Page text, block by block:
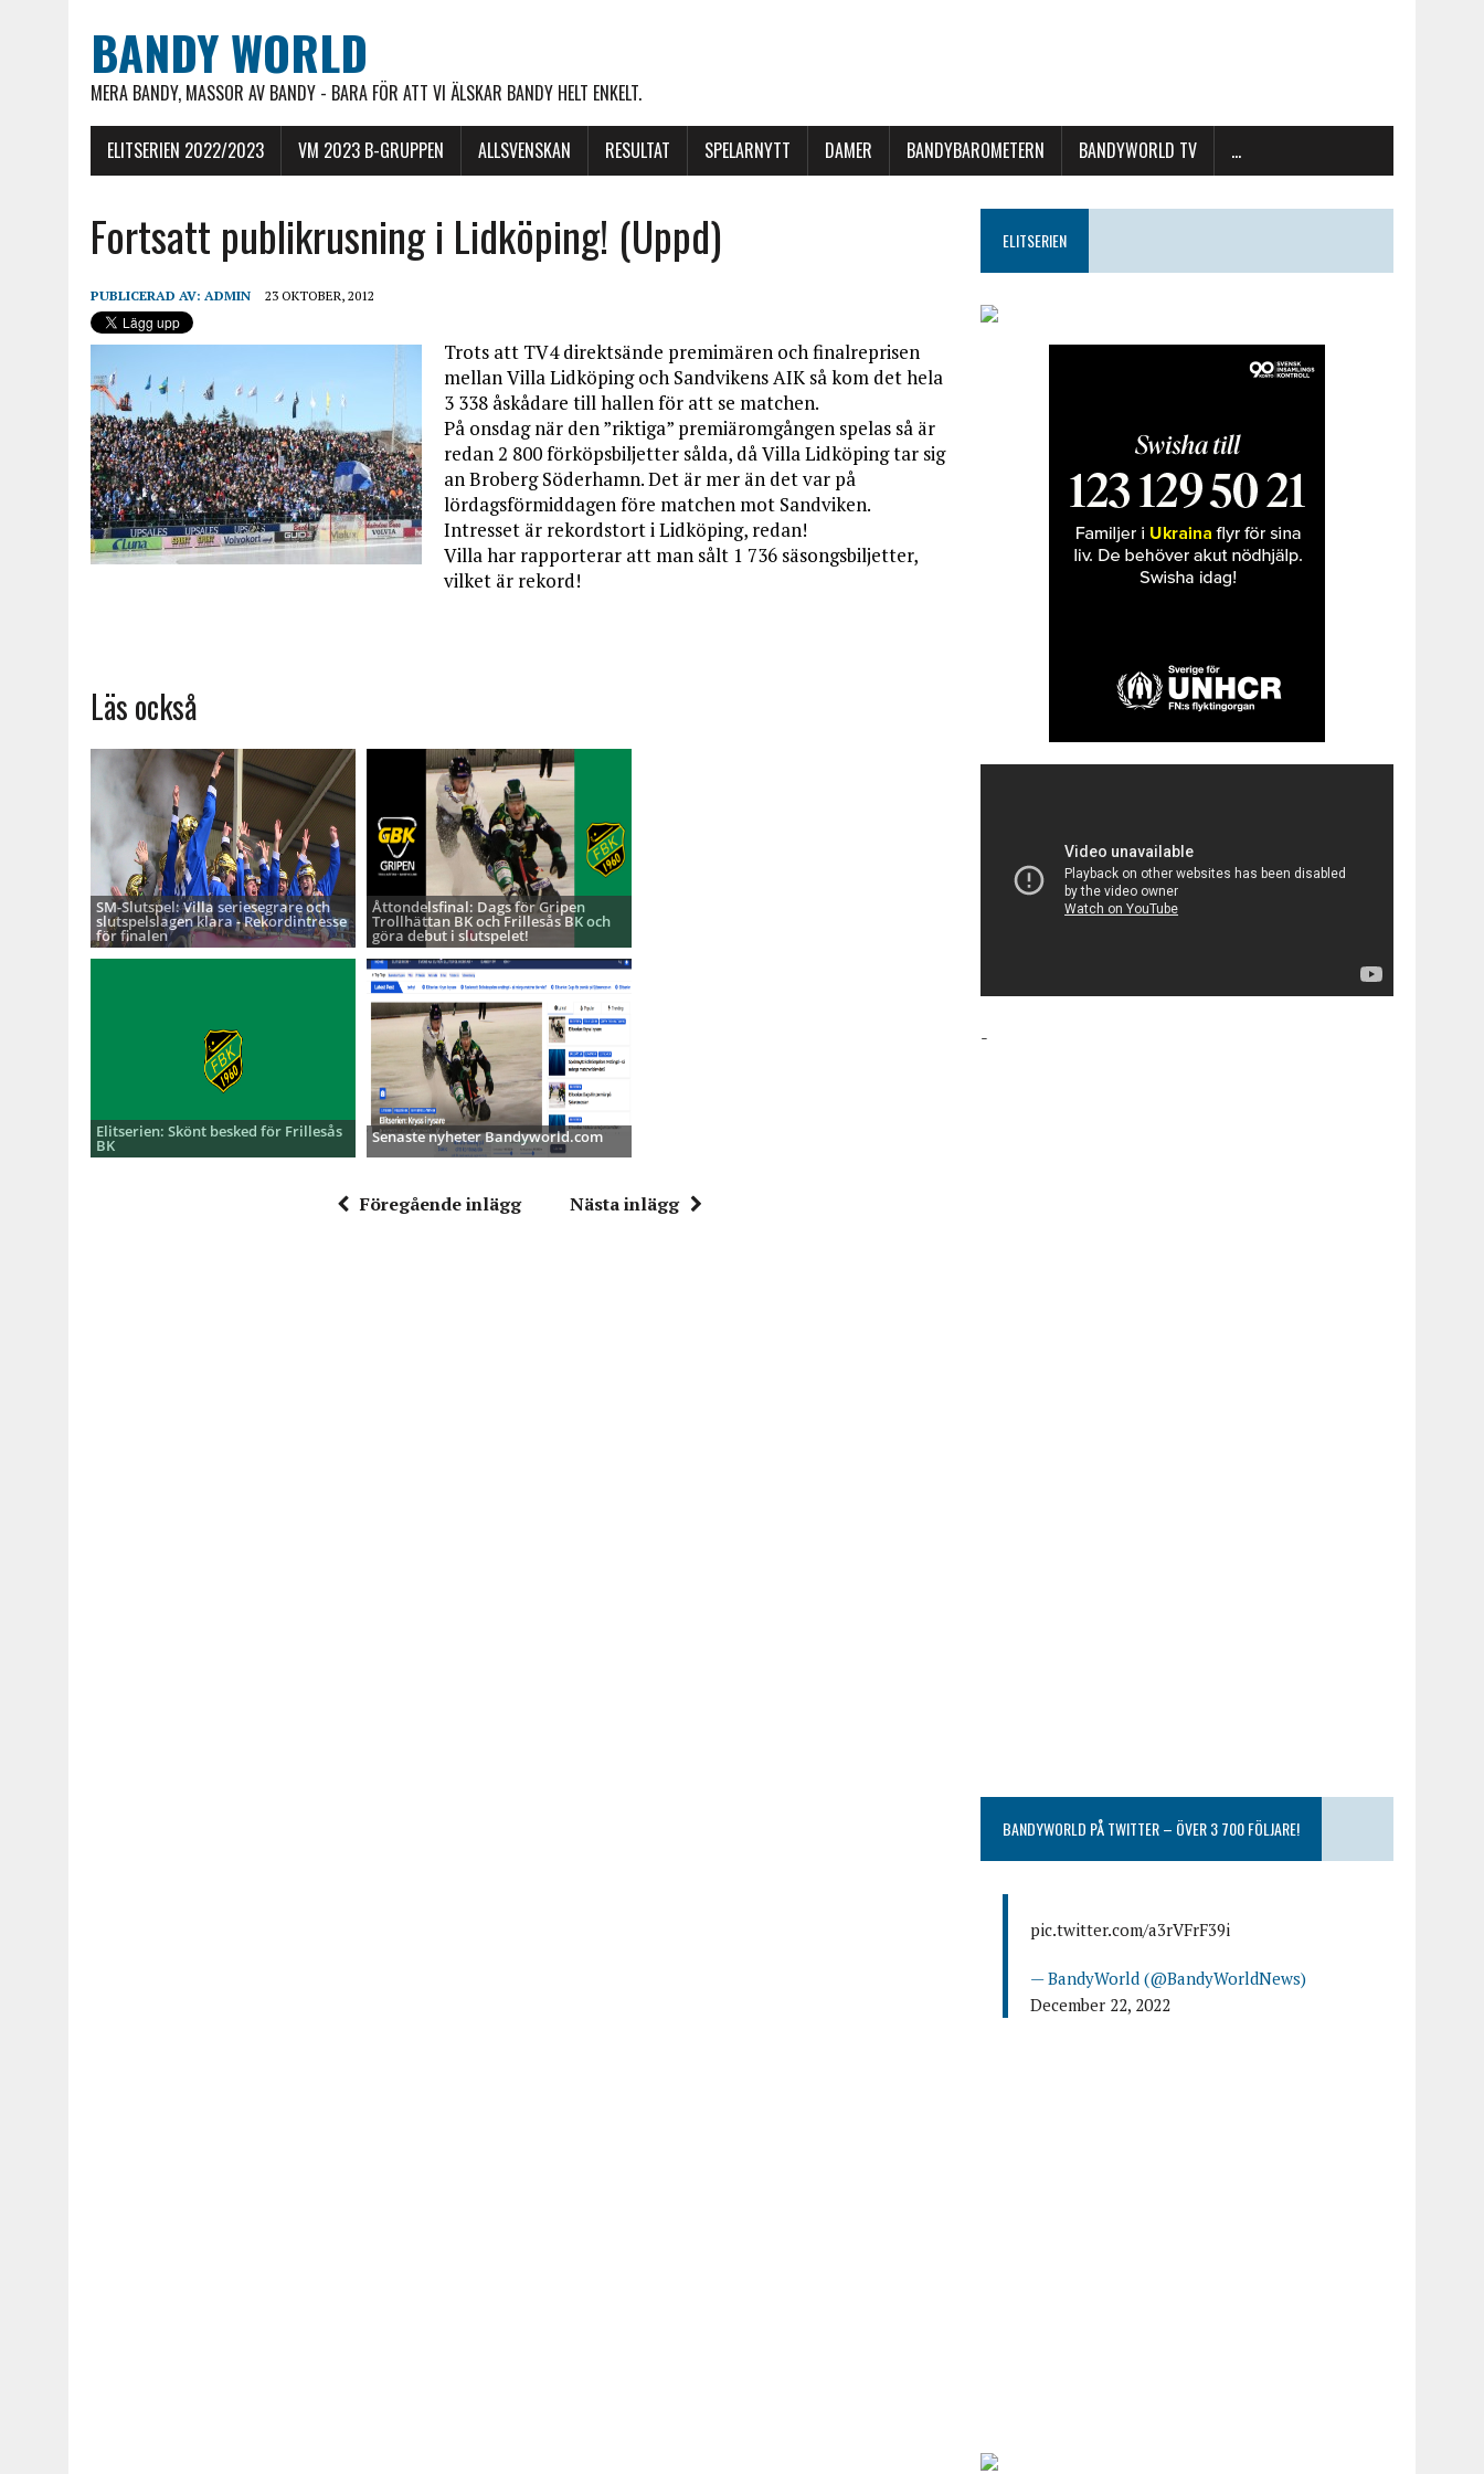
BANDY WORLD
MERA BANDY, MASSOR AV BANDY - BARA FÖR ATT VI ÄLSKAR BANDY HELT ENKELT.
ELITSERIEN 2022/2023 VM 2023 B-GRUPPEN ALLSVENSKAN RESULTAT SPELARNYTT DAMER BANDYBAROMETERN BANDYWORLD TV …
Fortsatt publikrusning i Lidköping! (Uppd)
PUBLICERAD AV: ADMIN 23 OKTOBER, 2012
Trots att TV4 direktsände premimären och finalreprisen
mellan Villa Lidköping och Sandvikens AIK så kom det hela
3 338 åskådare till hallen för att se matchen.
På onsdag när den ”riktiga” premiäromgången spelas så är
redan 2 800 förköpsbiljetter sålda, då Villa Lidköping tar sig
an Broberg Söderhamn. Det är mer än det var på
lördagsförmiddagen före matchen mot Sandviken.
Intresset är rekordstort i Lidköping, redan!
Villa har rapporterar att man sålt 1 736 säsongsbiljetter,
vilket är rekord!
Läs också
SM-Slutspel: Villa seriesegrare och
slutspelslagen klara - Rekordintresse
för finalen
Åttondelsfinal: Dags för Gripen
Trollhättan BK och Frillesås BK och
göra debut i slutspelet!
Elitserien: Skönt besked för Frillesås
BK Senaste nyheter Bandyworld.com
Föregående inlägg Nästa inlägg
ELITSERIEN
-
BANDYWORLD PÅ TWITTER – ÖVER 3 700 FÖLJARE!
pic.twitter.com/a3rVFrF39i
— BandyWorld (@BandyWorldNews)
December 22, 2022